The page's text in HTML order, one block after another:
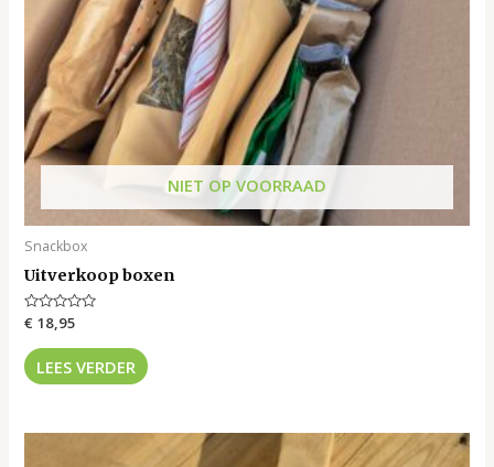
NIET OP VOORRAAD
Snackbox
Uitverkoop boxen
Gewaardeerd
uit
5
€ 18,95
LEES VERDER